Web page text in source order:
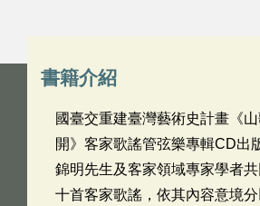
書籍介紹
國臺交重建臺灣藝術史計畫《
開》客家歌謠管弦樂專輯CD出
錦明先生及客家領域專家學者
十首客家歌謠，依其內容意境